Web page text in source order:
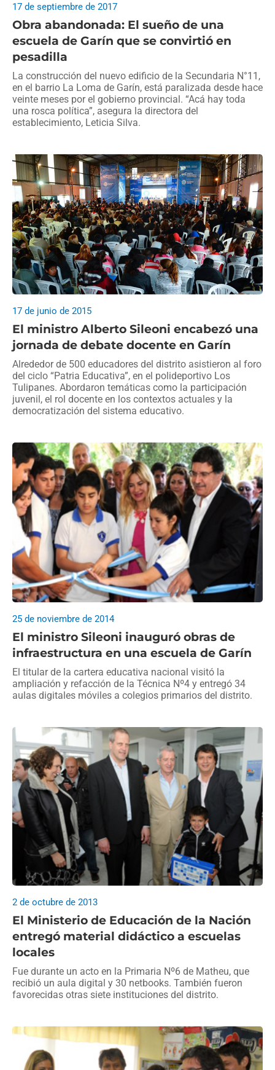
Obra abandonada: El sueño de una
escuela de Garín que se convirtió en
pesadilla
17 de septiembre de 2017
La construcción del nuevo edificio de la Secundaria N°11,
en el barrio La Loma de Garín, está paralizada desde hace
veinte meses por el gobierno provincial. “Acá hay toda
una rosca política”, asegura la directora del
establecimiento, Leticia Silva.
El ministro Alberto Sileoni encabezó una
jornada de debate docente en Garín
17 de junio de 2015
Alrededor de 500 educadores del distrito asistieron al foro
del ciclo “Patria Educativa”, en el polideportivo Los
Tulipanes. Abordaron temáticas como la participación
juvenil, el rol docente en los contextos actuales y la
democratización del sistema educativo.
El ministro Sileoni inauguró obras de
infraestructura en una escuela de Garín
25 de noviembre de 2014
El titular de la cartera educativa nacional visitó la
ampliación y refacción de la Técnica Nº4 y entregó 34
aulas digitales móviles a colegios primarios del distrito.
El Ministerio de Educación de la Nación
entregó material didáctico a escuelas
locales
2 de octubre de 2013
Fue durante un acto en la Primaria Nº6 de Matheu, que
recibió un aula digital y 30 netbooks. También fueron
favorecidas otras siete instituciones del distrito.